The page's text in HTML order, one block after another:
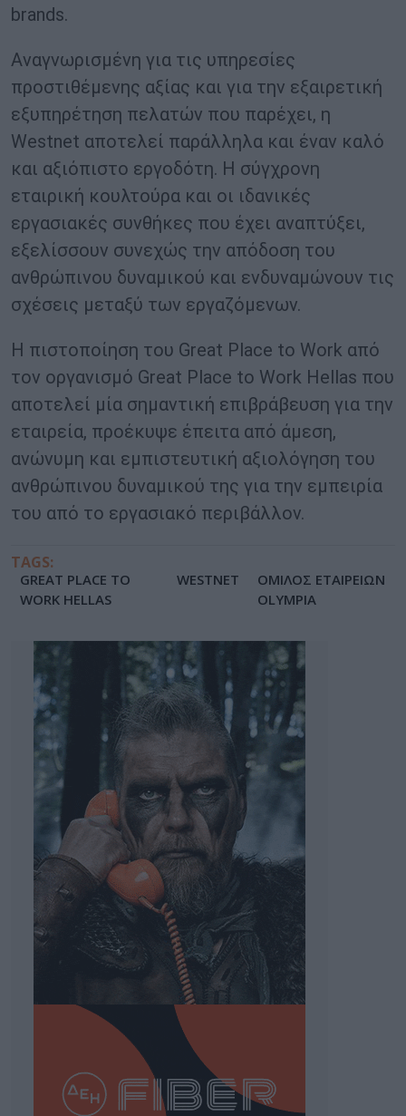
brands.
Αναγνωρισμένη για τις υπηρεσίες
προστιθέμενης αξίας και για την εξαιρετική
εξυπηρέτηση πελατών που παρέχει, η
Westnet αποτελεί παράλληλα και έναν καλό
και αξιόπιστο εργοδότη. Η σύγχρονη
εταιρική κουλτούρα και οι ιδανικές
εργασιακές συνθήκες που έχει αναπτύξει,
εξελίσσουν συνεχώς την απόδοση του
ανθρώπινου δυναμικού και ενδυναμώνουν τις
σχέσεις μεταξύ των εργαζόμενων.
Η πιστοποίηση του Great Place to Work από
τον οργανισμό Great Place to Work Hellas που
αποτελεί μία σημαντική επιβράβευση για την
εταιρεία, προέκυψε έπειτα από άμεση,
ανώνυμη και εμπιστευτική αξιολόγηση του
ανθρώπινου δυναμικού της για την εμπειρία
του από το εργασιακό περιβάλλον.
TAGS:
GREAT PLACE TO
WORK HELLAS
WESTNET
ΟΜΙΛΟΣ ΕΤΑΙΡΕΙΩΝ
OLYMPIA